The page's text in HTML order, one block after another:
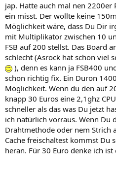
jap. Hatte auch mal nen
ein misst. Der wollte keine
Möglichkeit wäre, dass Du Dir
mit Multiplikator zwischen 10
FSB auf 200 stellst. Das Board
schlecht (Asrock hat schon viel
), denn es kann ja FSB400
schon richtig fix. Ein Duron
Möglichkeit. Wenn du den auf
knapp 30 Euros eine 2,1ghz
schneller als das was Du jetzt
ich natürlich vorraus. Wenn Du
Drahtmethode oder nem Strich
Cache freischaltest kommst Du
heran. Für 30 Euro denke ich